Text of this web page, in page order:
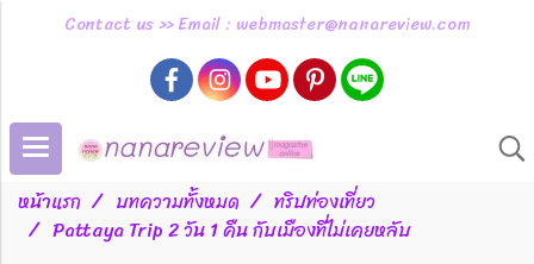
Contact us >> Email : webmaster@nanareview.com
หน้าแรก บทความทั้งหมด
ทริปท่องเที่ยว
Pattaya Trip 2 วัน 1 คืน กับเมืองที่ไม่เคยหลับ